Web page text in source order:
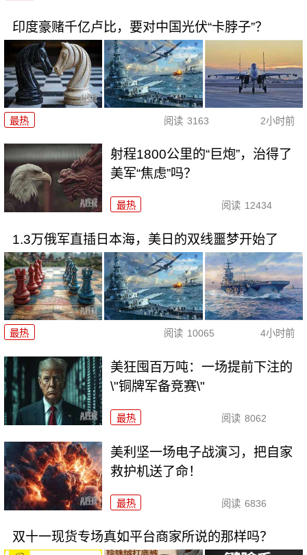
印度豪赌千亿卢比，要对中国光伏“卡脖子”？
最热 阅读 3163 2小时前
射程1800公里的“巨炮”，治得了
美军“焦虑”吗？
最热 阅读 12434
1.3万俄军直插日本海，美日的双线噩梦开始了
最热 阅读 10065 4小时前
美狂囤百万吨：一场提前下注的
\"铜牌军备竞赛\"
最热 阅读 8062
美利坚一场电子战演习，把自家
救护机送了命！
最热 阅读 6836
双十一现货专场真如平台商家所说的那样吗？